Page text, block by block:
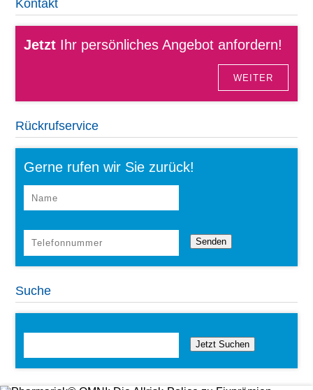
Kontakt
Jetzt Ihr persönliches Angebot anfordern!
WEITER
Rückrufservice
Gerne rufen wir Sie zurück!
Suche
Jetzt Suchen